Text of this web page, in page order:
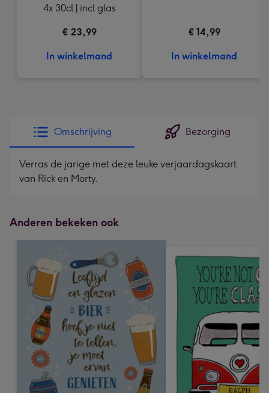
4x 30cl | incl glas
€ 23,99
In winkelmand
€ 14,99
In winkelmand
Omschrijving Bezorging
Verras de jarige met deze leuke verjaardagskaart
van Rick en Morty.
Anderen bekeken ook